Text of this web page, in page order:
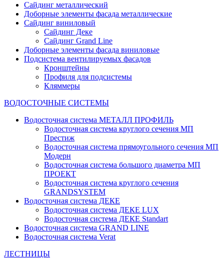
Сайдинг металлический
Доборные элементы фасада металлические
Сайдинг виниловый
Сайдинг Деке
Сайдинг Grand Line
Доборные элементы фасада виниловые
Подсистема вентилируемых фасадов
Кронштейны
Профиля для подсистемы
Кляммеры
ВОДОСТОЧНЫЕ СИСТЕМЫ
Водосточная система МЕТАЛЛ ПРОФИЛЬ
Водосточная система круглого сечения МП
Престиж
Водосточная система прямоугольного сечения МП
Модерн
Водосточная система большого диаметра МП
ПРОЕКТ
Водосточная система круглого сечения
GRANDSYSTEM
Водосточная система ДЕКЕ
Водосточная система ДЕКЕ LUX
Водосточная система ДЕКЕ Standart
Водосточная система GRAND LINE
Водосточная система Verat
ЛЕСТНИЦЫ